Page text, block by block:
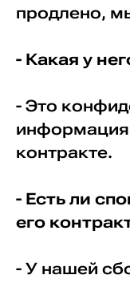
продлено,
- Какая у
- Это
контракте.
- Есть ли
его
- У нашей